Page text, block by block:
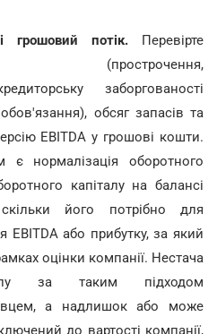
грошовий потік. Перевірте
(прострочення,
заборгованості
обсяг запасів та
EBITDA у грошові кошти.
нормалізація оборотного
капіталу на балансі
його потрібно для
EBITDA або прибутку, за який
оцінки компанії. Нестача
за таким підходом
а надлишок або може
до вартості компанії,